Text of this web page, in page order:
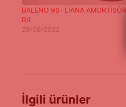
BALENO 96- LİANA
R/L
29/08/2022
İlgili ürünler